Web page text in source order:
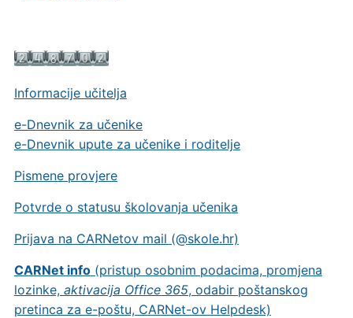
Informacije učitelja
e-Dnevnik za učenike
e-Dnevnik upute za učenike i roditelje
Pismene provjere
Potvrde o statusu školovanja učenika
Prijava na CARNetov mail (@skole.hr)
CARNet info(pristup osobnim podacima, promjena
lozinke, aktivacija Office 365, odabir poštanskog
pretinca za e-poštu, CARNet-ov Helpdesk)